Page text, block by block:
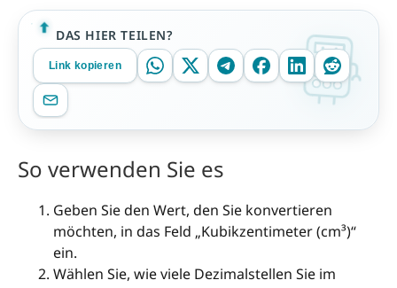
DAS HIER TEILEN?
Link kopieren
So verwenden Sie es
Geben Sie den Wert, den Sie konvertieren
möchten, in das Feld „Kubikzentimeter (cm³)“
ein.
Wählen Sie, wie viele Dezimalstellen Sie im